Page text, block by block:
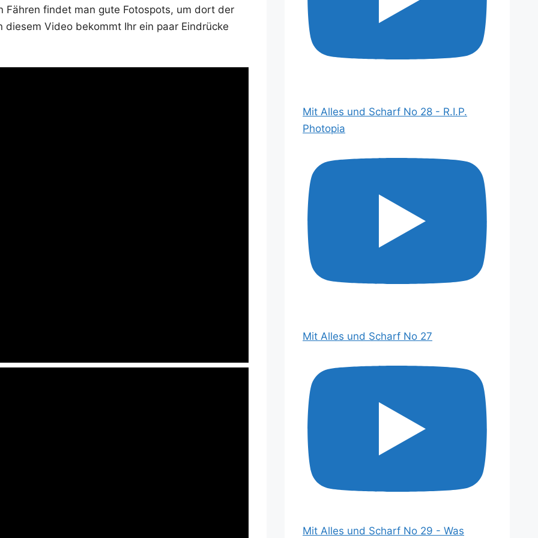
fin­det man gute Foto­spots, um dort der
Video bekommt Ihr ein paar Ein­drü­cke
Mit Alles und Scharf No 28 - R.I.P.
Photopia
Mit Alles und Scharf No 27
Mit Alles und Scharf No 29 - Was